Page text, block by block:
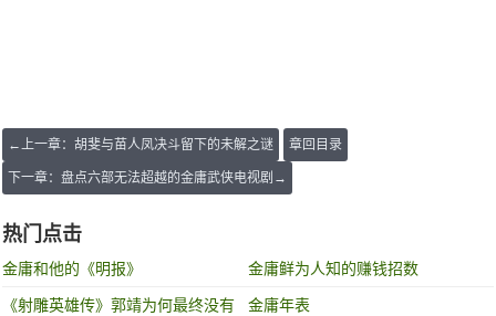
←上一章：胡斐与苗人凤决斗留下的未解之谜 章回目录
下一章：盘点六部无法超越的金庸武侠电视剧→
热门点击
金庸和他的《明报》 金庸鲜为人知的赚钱招数
《射雕英雄传》郭靖为何最终没有
金庸年表